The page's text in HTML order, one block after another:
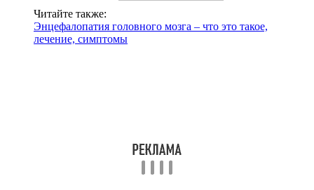
Читайте также:
Энцефалопатия головного мозга – что это такое,
лечение, симптомы